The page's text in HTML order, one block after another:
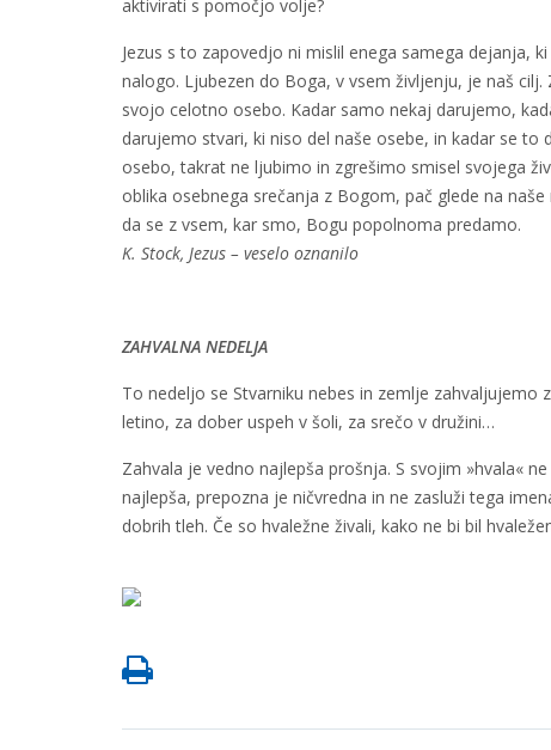
aktivirati s pomočjo volje?
Jezus s to zapovedjo ni mislil enega samega dejanja,
nalogo. Ljubezen do Boga, v vsem življenju, je naš
svojo celotno osebo. Kadar samo nekaj darujemo,
darujemo stvari, ki niso del naše osebe, in kadar se
osebo, takrat ne ljubimo in zgrešimo smisel svojega
oblika osebnega srečanja z Bogom, pač glede na
da se z vsem, kar smo,
K. Stock, Jezus – veselo oznanilo
ZAHVALNA NEDELJA
To nedeljo se Stvarniku nebes in zemlje
letino, za dober uspeh v šoli, za srečo v družini…
Zahvala je vedno najlepša prošnja. S svojim »hvala«
najlepša, prepozna je ničvredna in ne zasluži tega
dobrih tleh. Če so hvaležne živali, kako ne bi bil